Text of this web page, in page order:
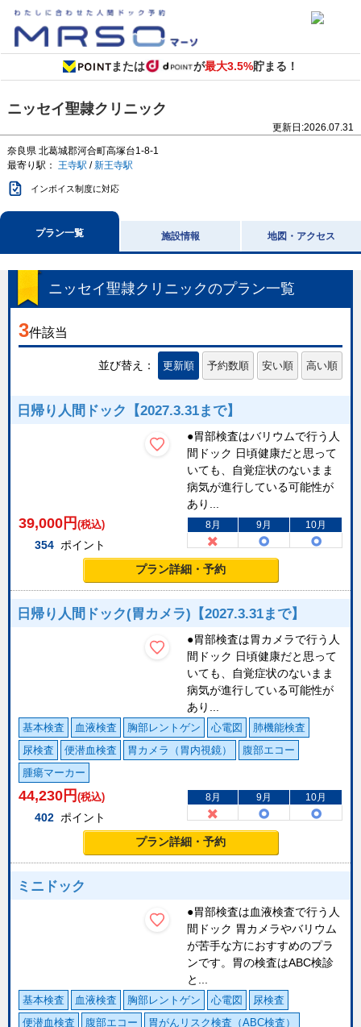
または が最大3.5%貯まる！
ニッセイ聖隷クリニック
更新日:2026.07.31
奈良県 北葛城郡河合町高塚台1-8-1
最寄り駅： 王寺駅 /新王寺駅
インボイス制度に対応
プラン一覧 施設情報 地図・アクセス
ニッセイ聖隷クリニックのプラン一覧
3件該当
並び替え： 更新順 予約数順 安い順 高い順
日帰り人間ドック【2027.3.31まで】
●胃部検査はバリウムで行う人
間ドック 日頃健康だと思って
いても、自覚症状のないまま
病気が進行している可能性が
あり...
39,000 円 (税込)
354 ポイント
8月 9月 10月
プラン詳細・予約
日帰り人間ドック(胃カメラ)【2027.3.31まで】
●胃部検査は胃カメラで行う人
間ドック 日頃健康だと思って
いても、自覚症状のないまま
病気が進行している可能性が
あり...
基本検査 血液検査 胸部レントゲン 心電図
肺機能検査
尿検査
便潜血検査 胃カメラ（胃内視鏡）
腹部エコー
腫瘍マーカー
44,230 円 (税込)
402 ポイント
8月 9月 10月
プラン詳細・予約
ミニドック
●胃部検査は血液検査で行う人
間ドック 胃カメラやバリウム
が苦手な方におすすめのプラ
ンです。胃の検査はABC検診
と...
基本検査 血液検査 胸部レントゲン 心電図
尿検査
便潜血検査
腹部エコー
胃がんリスク検査（ABC検査）